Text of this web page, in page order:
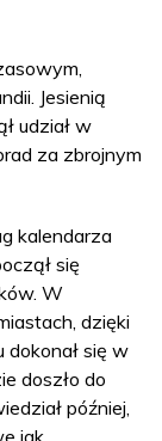
Jesienią
udział w
za zbrojnym
kalendarza
się
W
dzięki
dokonał się w
doszło do
później,
jak